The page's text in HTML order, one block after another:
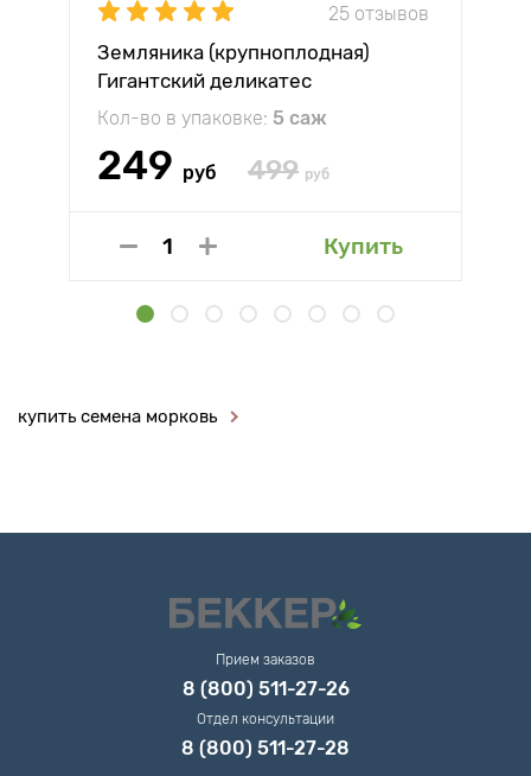
25 отзывов
Земляника (крупноплодная)
Гигантский деликатес
Кол-во в упаковке: 5 саж
249 руб 499 руб
Купить
купить семена морковь
Прием заказов
8 (800) 511-27-26
Отдел консультации
8 (800) 511-27-28